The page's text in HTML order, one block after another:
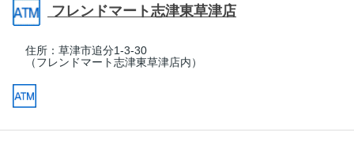
フレンドマート志津東草津店
住所： 草津市追分1-3-30
（フレンドマート志津東草津店内）